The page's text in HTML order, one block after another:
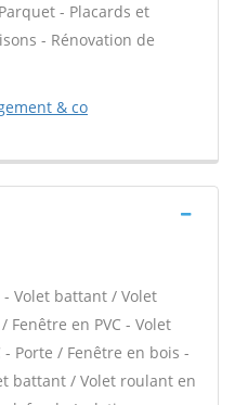
- Placards et
- Rénovation de
& co
Volet battant / Volet
en PVC - Volet
Porte / Fenêtre en bois -
battant / Volet roulant en